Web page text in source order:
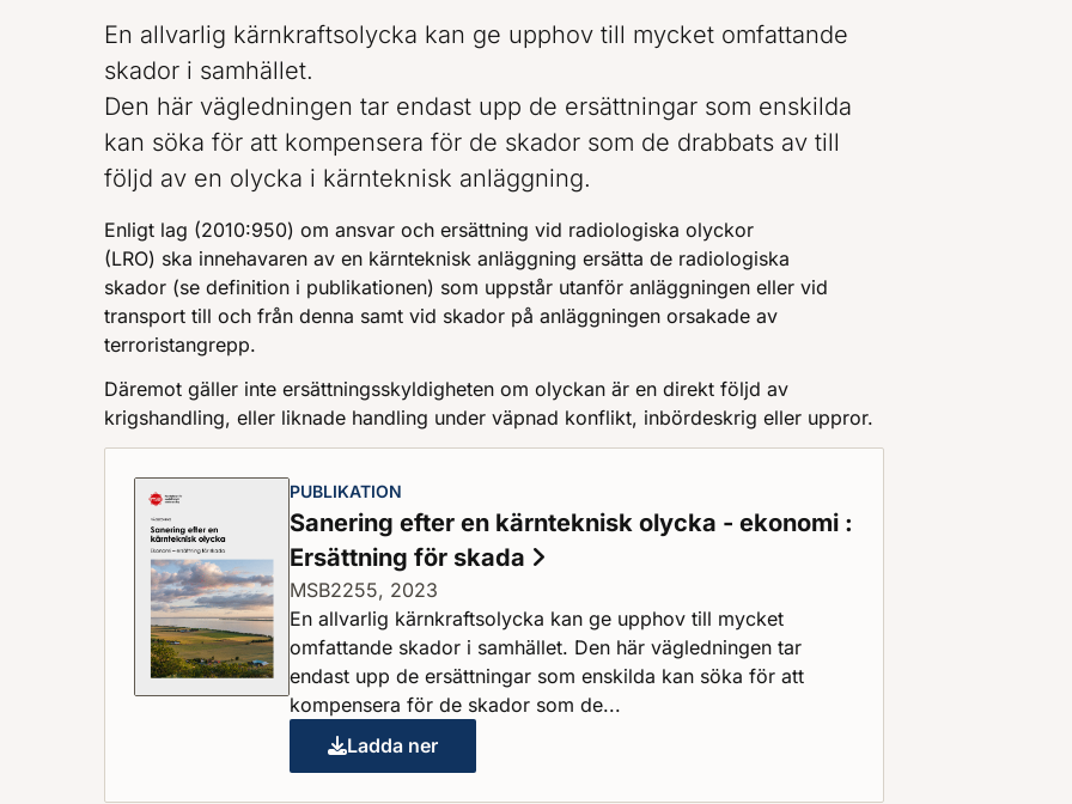
En allvarlig kärnkraftsolycka kan ge upphov till mycket omfattande
skador i samhället.
Den här vägledningen tar endast upp de ersättningar som enskilda
kan söka för att kompensera för de skador som de drabbats av till
följd av en olycka i kärnteknisk anläggning.
Enligt lag (2010:950) om ansvar och ersättning vid radiologiska olyckor
(LRO) ska innehavaren av en kärnteknisk anläggning ersätta de radiologiska
skador (se definition i publikationen) som uppstår utanför anläggningen eller vid
transport till och från denna samt vid skador på anläggningen orsakade av
terroristangrepp.
Däremot gäller inte ersättningsskyldigheten om olyckan är en direkt följd av
krigshandling, eller liknade handling under väpnad konflikt, inbördeskrig eller uppror.
PUBLIKATION
Sanering efter en kärnteknisk olycka - ekonomi :
Ersättning för skada
MSB2255, 2023
En allvarlig kärnkraftsolycka kan ge upphov till mycket
omfattande skador i samhället. Den här vägledningen tar
endast upp de ersättningar som enskilda kan söka för att
kompensera för de skador som de...
Sanering efter en kärnteknisk olycka - ekonomi : Ersättning för skada
Ladda ner